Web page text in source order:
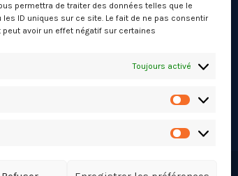
permettra de traiter des données telles que le
ID uniques sur ce site. Le fait de ne pas consentir
avoir un effet négatif sur certaines
Toujours activé
Marketing
de confidentialité